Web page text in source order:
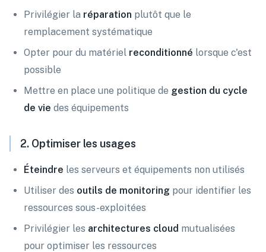
Privilégier la réparation plutôt que le
remplacement systématique
Opter pour du matériel reconditionné lorsque c'est
possible
Mettre en place une politique de gestion du cycle
de vie des équipements
2. Optimiser les usages
Éteindre les serveurs et équipements non utilisés
Utiliser des outils de monitoring pour identifier les
ressources sous-exploitées
Privilégier les architectures cloud mutualisées
pour optimiser les ressources